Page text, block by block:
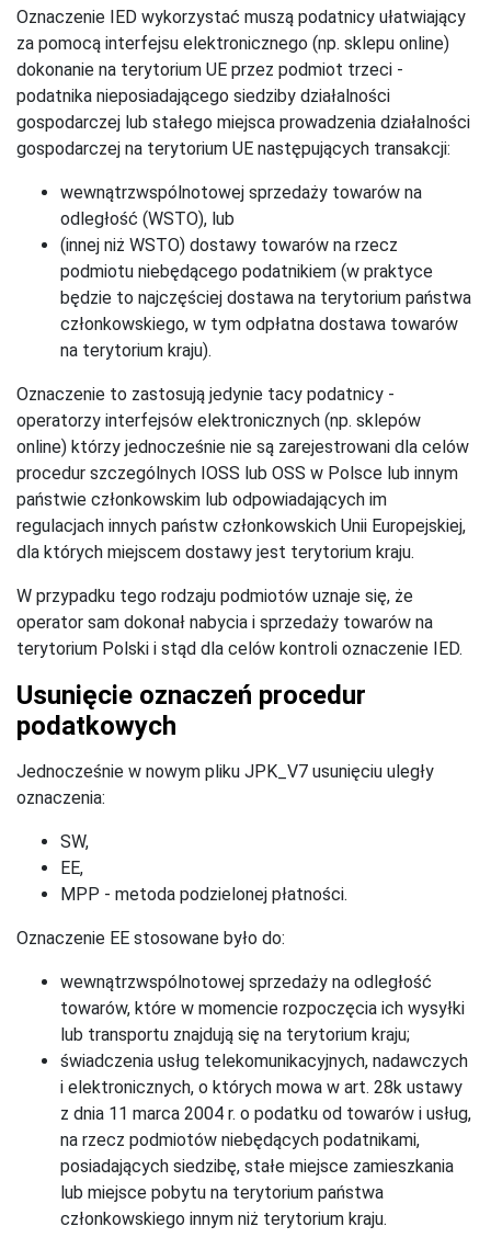
Oznaczenie IED wykorzystać muszą podatnicy ułatwiający
za pomocą interfejsu elektronicznego (np. sklepu online)
dokonanie na terytorium UE przez podmiot trzeci -
podatnika nieposiadającego siedziby działalności
gospodarczej lub stałego miejsca prowadzenia działalności
gospodarczej na terytorium UE następujących transakcji:
wewnątrzwspólnotowej sprzedaży towarów na
odległość (WSTO), lub
(innej niż WSTO) dostawy towarów na rzecz
podmiotu niebędącego podatnikiem (w praktyce
będzie to najczęściej dostawa na terytorium państwa
członkowskiego, w tym odpłatna dostawa towarów
na terytorium kraju).
Oznaczenie to zastosują jedynie tacy podatnicy -
operatorzy interfejsów elektronicznych (np. sklepów
online) którzy jednocześnie nie są zarejestrowani dla celów
procedur szczególnych IOSS lub OSS w Polsce lub innym
państwie członkowskim lub odpowiadających im
regulacjach innych państw członkowskich Unii Europejskiej,
dla których miejscem dostawy jest terytorium kraju.
W przypadku tego rodzaju podmiotów uznaje się, że
operator sam dokonał nabycia i sprzedaży towarów na
terytorium Polski i stąd dla celów kontroli oznaczenie IED.
Usunięcie oznaczeń procedur
podatkowych
Jednocześnie w nowym pliku JPK_V7 usunięciu uległy
oznaczenia:
SW,
EE,
MPP - metoda podzielonej płatności.
Oznaczenie EE stosowane było do:
wewnątrzwspólnotowej sprzedaży na odległość
towarów, które w momencie rozpoczęcia ich wysyłki
lub transportu znajdują się na terytorium kraju;
świadczenia usług telekomunikacyjnych, nadawczych
i elektronicznych, o których mowa w art. 28k ustawy
z dnia 11 marca 2004 r. o podatku od towarów i usług,
na rzecz podmiotów niebędących podatnikami,
posiadających siedzibę, stałe miejsce zamieszkania
lub miejsce pobytu na terytorium państwa
członkowskiego innym niż terytorium kraju.